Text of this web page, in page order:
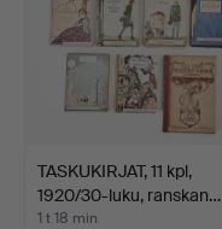
TASKUKIRJAT, 11 kpl,
1920/30-luku, ranskan…
1 t 18 min